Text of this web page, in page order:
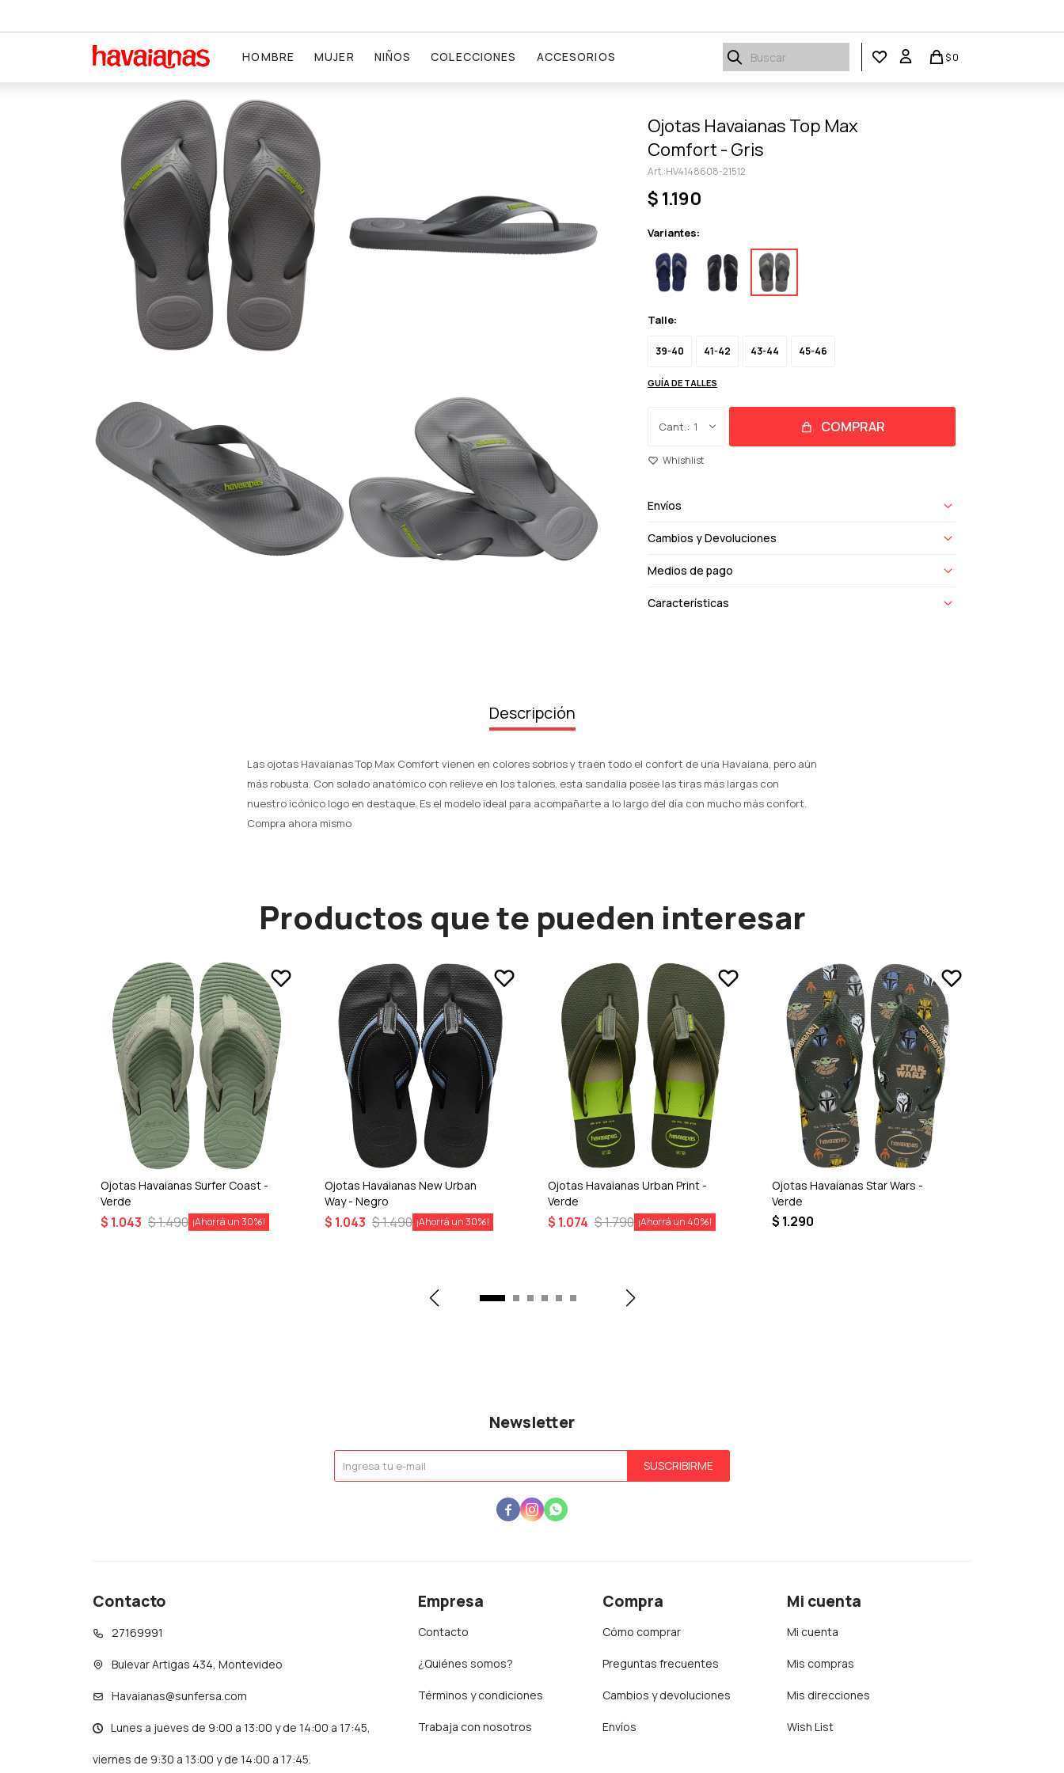
HOMBRE MUJER NIÑOS COLECCIONES ACCESORIOS $0
Ojotas Havaianas Top Max
Comfort - Gris
HV4148608-21512
$ 1.190
Variantes:
Talle:
39-40 41-42 43-44 45-46
GUÍA DE TALLES
1 COMPRAR
Envíos
Cambios y Devoluciones
Medios de pago
Características
Descripción
Las ojotas Havaianas Top Max Comfort vienen en colores sobrios y traen todo el confort de una Havaiana, pero aún
más robusta. Con solado anatómico con relieve en los talones, esta sandalia posee las tiras más largas con
nuestro icónico logo en destaque. Es el modelo ideal para acompañarte a lo largo del día con mucho más confort.
Compra ahora mismo
Productos que te pueden interesar
Ojotas Havaianas Surfer Coast -
Verde
$ 1.043 $1.490 30
Ojotas Havaianas New Urban
Way - Negro
$ 1.043 $1.490 30
Ojotas Havaianas Urban Print -
Verde
$ 1.074 $1.790 40
Ojotas Havaianas Star Wars -
Verde
$ 1.290
Contacto
27169991
Bulevar Artigas 434, Montevideo
Havaianas@sunfersa.com
Lunes a jueves de 9:00 a 13:00 y de 14:00 a 17:45,
viernes de 9:30 a 13:00 y de 14:00 a 17:45.
Empresa
Contacto
¿Quiénes somos?
Términos y condiciones
Trabaja con nosotros
Compra
Cómo comprar
Preguntas frecuentes
Cambios y devoluciones
Envíos
Mi cuenta
Mi cuenta
Mis compras
Mis direcciones
Wish List
Newsletter
SUSCRIBIRME
  